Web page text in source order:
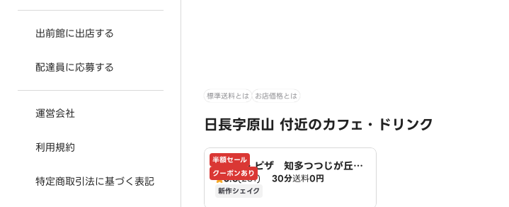
出前館に出店する
配達員に応募する
運営会社
利用規約
特定商取引法に基づく表記
標準送料とは お店価格とは
日長字原山 付近のカフェ・ドリンク
半額セール
クーポンあり
ドミノ・ピザ 知多つつじが丘
店 Domino's
3.8(281) 30分送料0円
新作シェイク